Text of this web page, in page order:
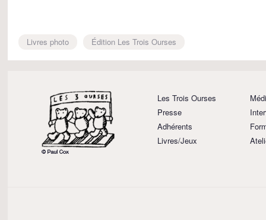
Livres photo Édition Les Trois Ourses
Les Trois Ourses
Presse
Adhérents
Livres/Jeux